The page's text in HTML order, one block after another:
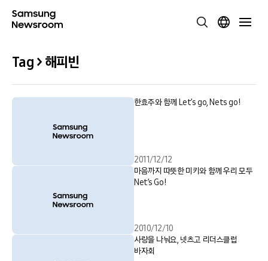
Tag > 해피빈
한효주와 함께 Let’s go, Nets go!
2011/12/12
마음까지 따뜻한 미키와 함께 우리 모두
Net’s Go!
2010/12/10
사랑을 나눠요, 넷츠고 리더스클럽
바자회